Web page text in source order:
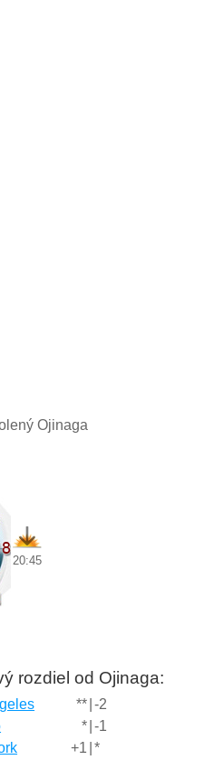
Ojinaga
20:45
rozdiel od Ojinaga:
** -2
* -1
+1 *